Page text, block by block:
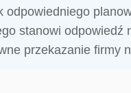
odpowiedniego
stanowi
przekazanie firmy